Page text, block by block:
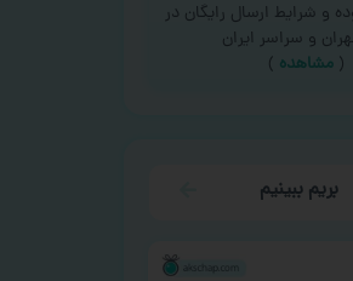
و شرایط ارسال رایگان در
و سراسر ایران
(مشاهده )
بریم ببینیم